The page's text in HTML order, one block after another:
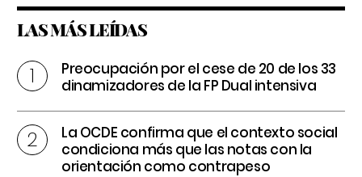
LAS MÁS LEÍDAS
Preocupación por el cese de 20 de los 33
dinamizadores de la FP Dual intensiva
La OCDE confirma que el contexto social
condiciona más que las notas con la
orientación como contrapeso